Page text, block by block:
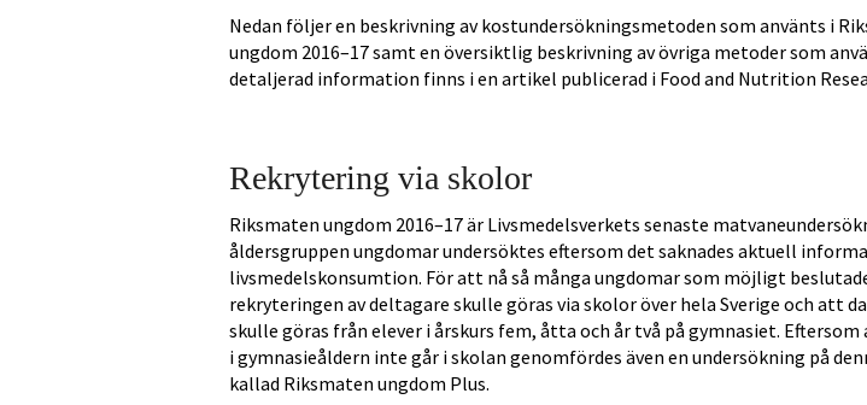
Nedan följer en beskrivning av kostundersökningsmetoden som använts i
ungdom 2016–17 samt en översiktlig beskrivning av övriga metoder som
detaljerad information finns i en artikel publicerad i Food and Nutrition
Rekrytering via skolor
Riksmaten ungdom 2016–17 är Livsmedelsverkets senaste
åldersgruppen ungdomar undersöktes eftersom det saknades aktuell
livsmedelskonsumtion. För att nå så många ungdomar som möjligt
rekryteringen av deltagare skulle göras via skolor över hela Sverige och att
skulle göras från elever i årskurs fem, åtta och år två på gymnasiet.
i gymnasieåldern inte går i skolan genomfördes även en undersökning på
kallad Riksmaten ungdom Plus.